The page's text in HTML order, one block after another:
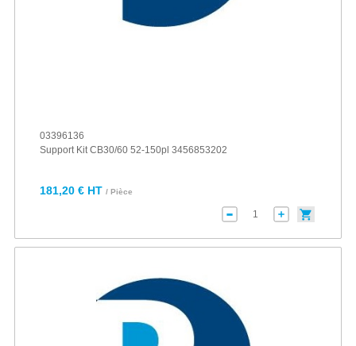
03396136
Support Kit CB30/60 52-150pl 3456853202
181,20 € HT / Pièce